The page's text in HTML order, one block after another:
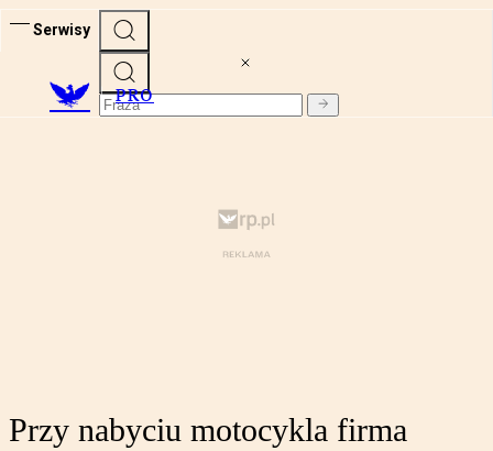
Serwisy
PRO
Przy nabyciu motocykla firma